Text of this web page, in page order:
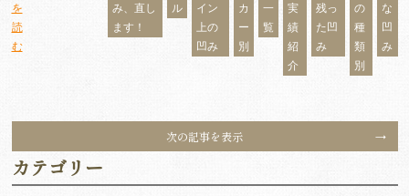
を
読
む
み、直し
ます！
ル
イン
上の
凹み
カ
ー
別
一
覧
実
績
紹
介
残っ
た凹
み
の
種
類
別
な
凹
み
次の記事を表示
カテゴリー